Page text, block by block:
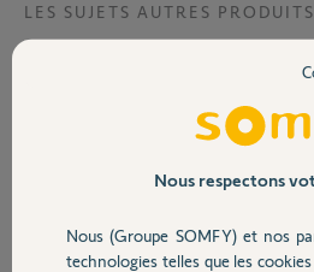
Volet
Sécurité
LES SUJETS AUTRES PRODUITS
la platine de mon
éclairée en permanence
je viens d'installer un visiophone V100 la
rétroéclairée en permanence est-ce
christian D.
il y a presque 6 ans
Nous respectons
Nous (Groupe SOMFY) et nos
technologies telles que les